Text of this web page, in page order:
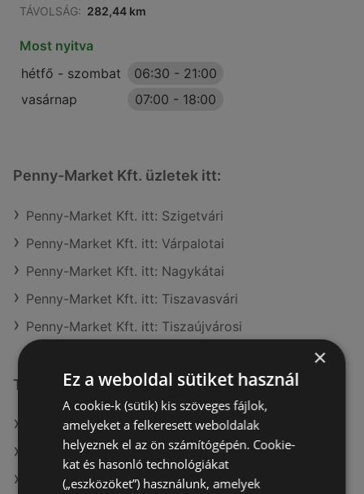
TÁVOLSÁG: 282,44 km
Most nyitva
hétfő - szombat
06:30 - 21:00
vasárnap
07:00 - 18:00
Penny-Market Kft. üzletek itt:
Penny-Market Kft. itt: Szigetvári
Penny-Market Kft. itt: Várpalotai
Penny-Market Kft. itt: Nagykátai
Penny-Market Kft. itt: Tiszavasvári
Penny-Market Kft. itt: Tiszaújvárosi
További linkek
A(z) Penny-Market Kft. ajánlatai
A(z) G'Roby ajánlatai
A(z) Aldi ajánlatai
×
Ez a weboldal sütiket használ
A cookie-k (sütik) kis szöveges fájlok,
amelyeket a felkeresett weboldalak
helyeznek el az ön számítógépén. Cookie-
kat és hasonló technológiákat
(„eszközöket”) használunk, amelyek